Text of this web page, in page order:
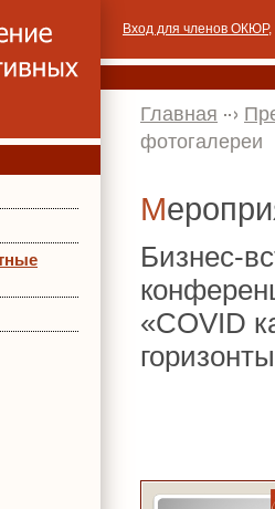
Вход для членов ОКЮР,
Главная
фотогалереи
Бизнес-
«COVID